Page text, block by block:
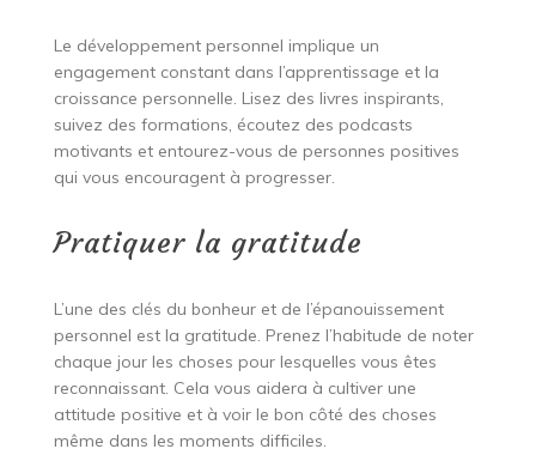
Le développement personnel implique un
engagement constant dans l’apprentissage et la
croissance personnelle. Lisez des livres inspirants,
suivez des formations, écoutez des podcasts
motivants et entourez-vous de personnes positives
qui vous encouragent à progresser.
Pratiquer la gratitude
L’une des clés du bonheur et de l’épanouissement
personnel est la gratitude. Prenez l’habitude de noter
chaque jour les choses pour lesquelles vous êtes
reconnaissant. Cela vous aidera à cultiver une
attitude positive et à voir le bon côté des choses
même dans les moments difficiles.